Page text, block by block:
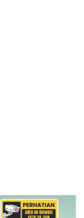
Berita